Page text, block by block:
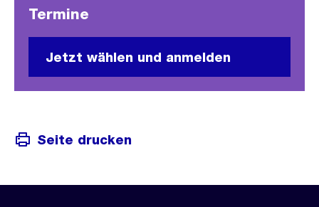
Termine
Jetzt wählen und anmelden
Seite drucken